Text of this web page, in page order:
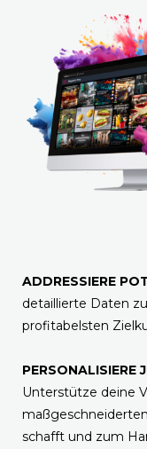
ADDRESSIERE
detaillierte Daten
profitabelsten
PERSONALISIERE
Unterstütze deine
schafft und zum